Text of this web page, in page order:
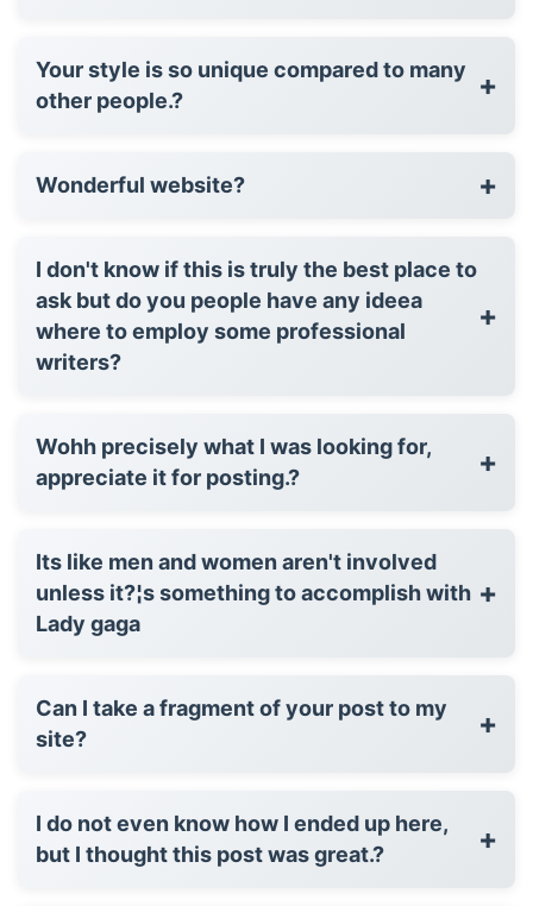
Your style is so unique compared to many
other people.?
+
Wonderful website? +
I don't know if this is truly the best place to
ask but do you people have any ideea
where to employ some professional
writers?
+
Wohh precisely what I was looking for,
appreciate it for posting.?
+
Its like men and women aren't involved
unless it?¦s something to accomplish with
Lady gaga
+
Can I take a fragment of your post to my
site?
+
I do not even know how I ended up here,
but I thought this post was great.?
+